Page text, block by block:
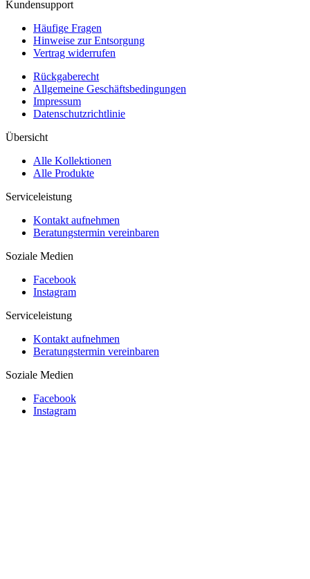
Kundensupport
Häufige Fragen
Hinweise zur Entsorgung
Vertrag widerrufen
Rückgaberecht
Allgemeine Geschäftsbedingungen
Impressum
Datenschutzrichtlinie
Übersicht
Alle Kollektionen
Alle Produkte
Serviceleistung
Kontakt aufnehmen
Beratungstermin vereinbaren
Soziale Medien
Facebook
Instagram
Serviceleistung
Kontakt aufnehmen
Beratungstermin vereinbaren
Soziale Medien
Facebook
Instagram